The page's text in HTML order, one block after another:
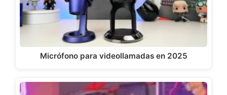
Micrófono para videollamadas en 2025